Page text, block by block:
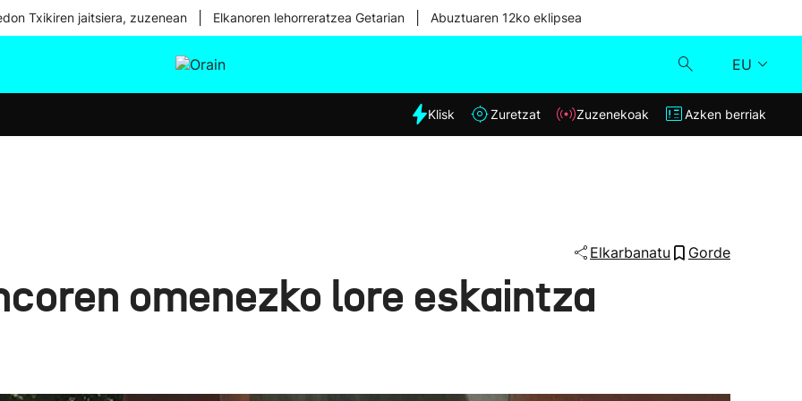
Txikiren jaitsiera, zuzenean Elkanoren lehorreratzea Getarian Abuztuaren 12ko eklipsea
EU
Eguraldia
Klisk
Klisk Zuretzat Zuzenekoak Azken berriak
Elkarbanatu Gorde
omenezko lore eskaintza